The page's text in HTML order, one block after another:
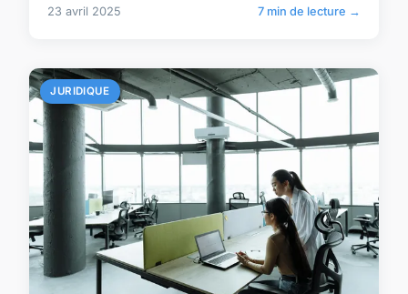
23 avril 2025 7 min de lecture →
JURIDIQUE